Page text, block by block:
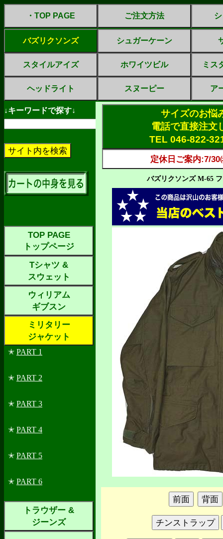
・TOP PAGE ご注文方法
バズリクソンズ シュガーケーン
スタイルアイズ ホワイツビル ミス
ヘッドライト スヌーピー ア
↓キーワードで探す↓
TOP PAGE
トップページ
Tシャツ &
スウェット
ウィリアム
ギブスン
ミリタリー
ジャケット
✭ PART 1
✭ PART 2
✭ PART 3
✭ PART 4
✭ PART 5
✭ PART 6
トラウザー &
ジーンズ
サイズのお悩
電話で直接注文
TEL 046-822-
定休日ご案内:7/30
バズリクソンズ M-65